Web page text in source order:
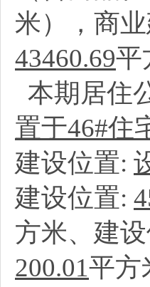
米），商
43460.69平
本期居住
置于46#住
建设位置:
建设位置:
方米、建
200.01平方